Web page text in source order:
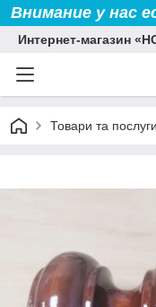
Внимание у нас
Интернет-магазин
Товари та послуги